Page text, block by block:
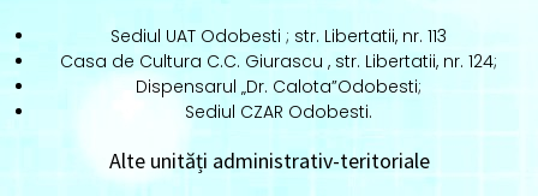
Sediul UAT Odobesti ; str. Libertatii, nr. 113
Casa de Cultura C.C. Giurascu , str. Libertatii, nr. 124;
Dispensarul „Dr. Calota”Odobesti;
Sediul CZAR Odobesti.
Alte unități administrativ-teritoriale